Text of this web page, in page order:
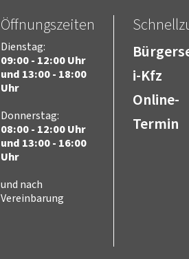
Niedersorbisch lernen
Fördermöglichkeiten
DIE SORBEN SPINNEN
Historie
Verwaltungsgeschichte
Europaarbeit im Landkreis
Dahme-Spreewald
Projekte im Bereich
Jugendbegegnungen
Öffnungszeiten
Dienstag:
09:00 - 12:00 Uhr
und 13:00 - 18:00
Uhr
Donnerstag:
08:00 - 12:00 Uhr
und 13:00 - 16:00
Uhr
und nach
Vereinbarung
i-Kfz
Online-
Termin